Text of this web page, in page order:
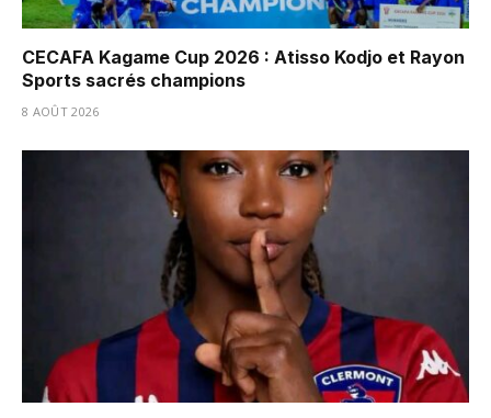
CECAFA Kagame Cup 2026 : Atisso Kodjo et Rayon
Sports sacrés champions
8 AOÛT 2026